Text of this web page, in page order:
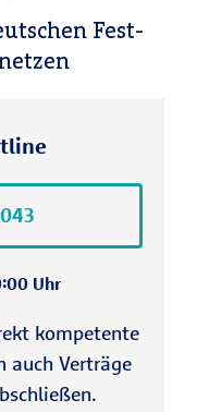
außerhalb
komplett
Sie bei
und
der EU ggf.
Fest-
Uhr
kompetente
auch Verträge